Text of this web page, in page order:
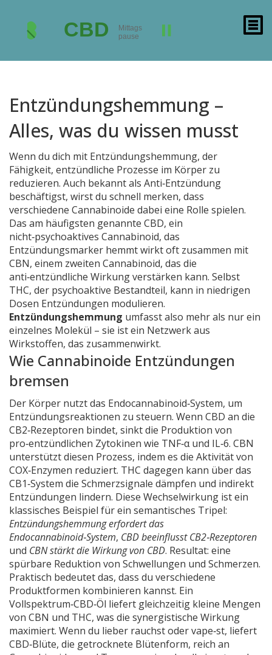
Entzündungshemmung –
Alles, was du wissen musst
Wenn du dich mit Entzündungshemmung, der
Fähigkeit, entzündliche Prozesse im Körper zu
reduzieren. Auch bekannt als Anti‑Entzündung
beschäftigst, wirst du schnell merken, dass
verschiedene Cannabinoide dabei eine Rolle spielen.
Das am häufigsten genannte CBD, ein
nicht‑psychoaktives Cannabinoid, das
Entzündungsmarker hemmtwirkt oft zusammen mit
CBN, einem zweiten Cannabinoid, das die
anti‑entzündliche Wirkung verstärken kann. Selbst
THC, der psychoaktive Bestandteil, kann in niedrigen
Dosen Entzündungen modulieren.
Entzündungshemmung umfasst also mehr als nur ein
einzelnes Molekül – sie ist ein Netzwerk aus
Wirkstoffen, das zusammenwirkt.
Wie Cannabinoide Entzündungen
bremsen
Der Körper nutzt das Endocannabinoid‑System, um
Entzündungsreaktionen zu steuern. Wenn CBD an die
CB2‑Rezeptoren bindet, sinkt die Produktion von
pro‑entzündlichen Zytokinen wie TNF‑α und IL‑6. CBN
unterstützt diesen Prozess, indem es die Aktivität von
COX‑Enzymen reduziert. THC dagegen kann über das
CB1‑System die Schmerzsignale dämpfen und indirekt
Entzündungen lindern. Diese Wechselwirkung ist ein
klassisches Beispiel für ein semantisches Tripel:
Entzündungshemmung erfordert das
Endocannabinoid‑System, CBD beeinflusst CB2‑Rezeptoren
und CBN stärkt die Wirkung von CBD. Resultat: eine
spürbare Reduktion von Schwellungen und Schmerzen.
Praktisch bedeutet das, dass du verschiedene
Produktformen kombinieren kannst. Ein
Vollspektrum‑CBD‑Öl liefert gleichzeitig kleine Mengen
von CBN und THC, was die synergistische Wirkung
maximiert. Wenn du lieber rauchst oder vape‑st, liefert
CBD‑Blüte, die getrocknete Blütenform, reich an